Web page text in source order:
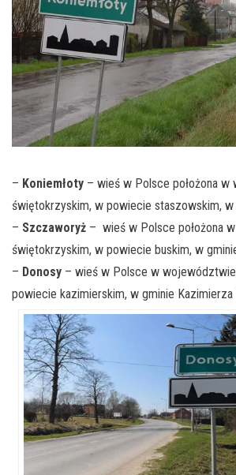
– Koniemłoty – wieś w Polsce położona
świętokrzyskim, w powiecie staszowskim, w
– Szczaworyż – wieś w Polsce położona
świętokrzyskim, w powiecie buskim, w
– Donosy – wieś w Polsce w
powiecie kazimierskim, w gminie Kazimierza